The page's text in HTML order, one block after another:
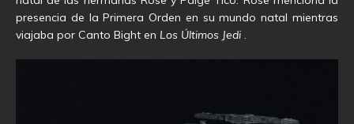
presencia de la Primera Orden en su mundo natal mientras
viajaba por Canto Bight en Los Últimos Jedi .